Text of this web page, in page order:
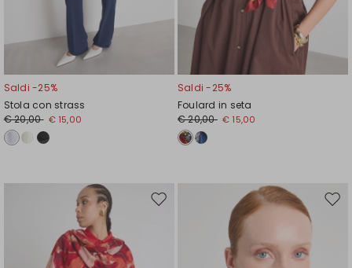
Saldi -25%
Stola con strass
€ 20,00 € 15,00
Saldi -25%
Foulard in seta
€ 20,00 € 15,00
Sposta